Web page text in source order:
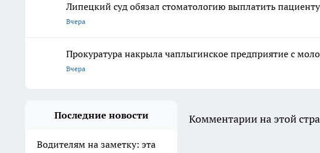
Липецкий суд обязал стоматологию выплатить
Вчера
Прокуратура накрыла чаплыгинское предприятие с
Вчера
Последние новости
Водителям на заметку: эта
Комментарии на этой